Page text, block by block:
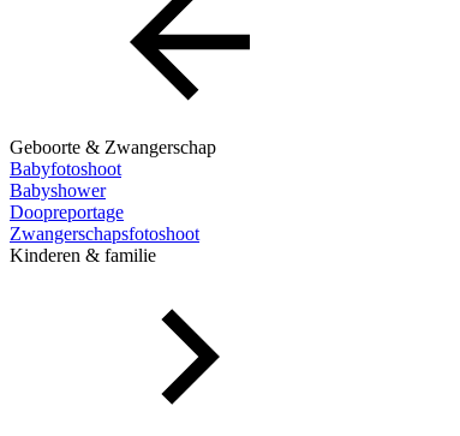
Geboorte & Zwangerschap
Babyfotoshoot
Babyshower
Doopreportage
Zwangerschapsfotoshoot
Kinderen & familie